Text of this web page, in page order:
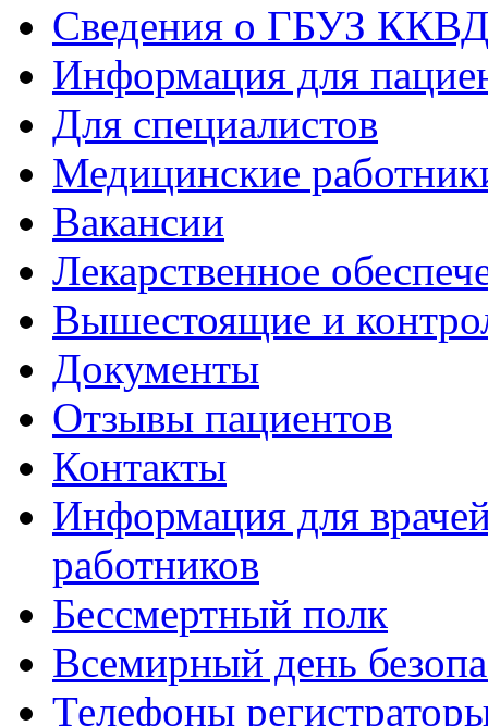
Сведения о ГБУЗ
Информация для
Для специалистов
Медицинские
Вакансии
Лекарственное
Вышестоящие и
Документы
Отзывы пациентов
Контакты
Информация для
работников
Бессмертный полк
Всемирный день
Телефоны